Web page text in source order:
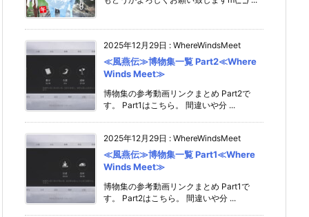
2025年12月29日 : WhereWindsMeet
≪風燕伝≫博物集一覧 Part2≪Where
Winds Meet≫
博物集の参考動画リンクまとめ Part2で
す。 Part1はこちら。 間違いや分 ...
2025年12月29日 : WhereWindsMeet
≪風燕伝≫博物集一覧 Part1≪Where
Winds Meet≫
博物集の参考動画リンクまとめ Part1で
す。 Part2はこちら。 間違いや分 ...